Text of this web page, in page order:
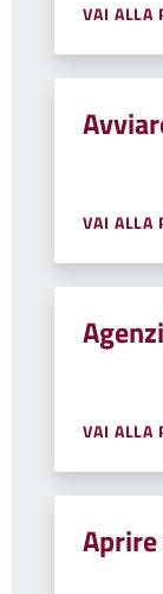
VAI ALLA
VAI ALLA
VAI ALLA